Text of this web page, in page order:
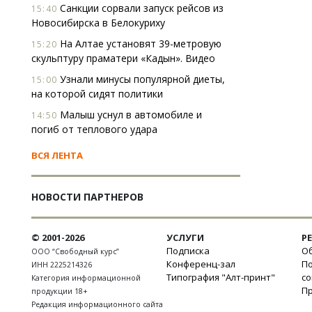
15:40 Санкции сорвали запуск рейсов из
Новосибирска в Белокуриху
15:20 На Алтае установят 39-метровую
скульптуру праматери «Кадын». Видео
15:00 Узнали минусы популярной диеты,
на которой сидят политики
14:50 Малыш уснул в автомобиле и
погиб от теплового удара
ВСЯ ЛЕНТА
НОВОСТИ ПАРТНЕРОВ
© 2001-2026
ООО “Свободный курс”
ИНН 2225214326
Категория информационной
продукции 18+
Редакция информационного сайта
УСЛУГИ
Подписка
Конференц-зал
Типография "Алт-принт"